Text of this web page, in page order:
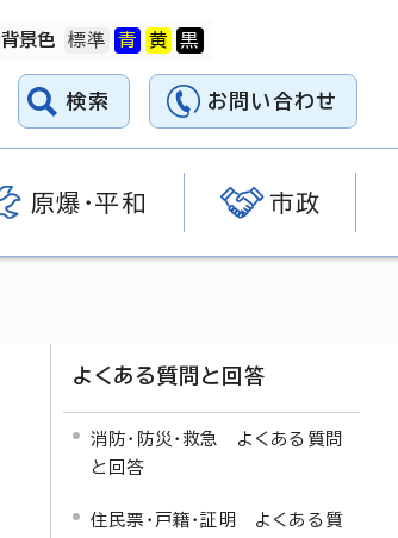
背景色
検索 お問い合わせ
原爆・平和 市政
よくある質問と回答
消防・防災・救急 よくある質問
と回答
住民票・戸籍・証明 よくある質